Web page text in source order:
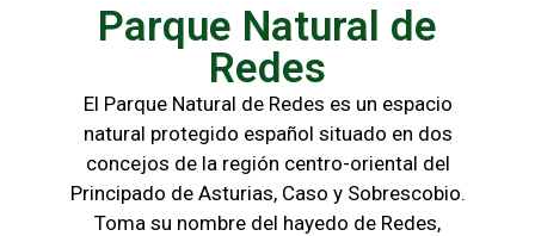
Parque Natural de
Redes
El Parque Natural de Redes es un espacio
natural protegido español situado en dos
concejos de la región centro-oriental del
Principado de Asturias, Caso y Sobrescobio.
Toma su nombre del hayedo de Redes,